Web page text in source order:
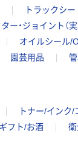
トラックシー
ー・ジョイント（実
オイルシール/
園芸用品
トナー/インク/
フト/お酒